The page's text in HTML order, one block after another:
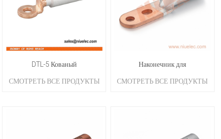
DTL-5 Кованый
биметаллический наконечник
СМОТРЕТЬ ВСЕ ПРОДУКТЫ
Наконечник для
биметаллической сварки
СМОТРЕТЬ ВСЕ ПРОДУКТЫ